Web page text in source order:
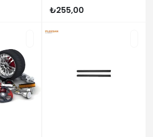
₺255,00